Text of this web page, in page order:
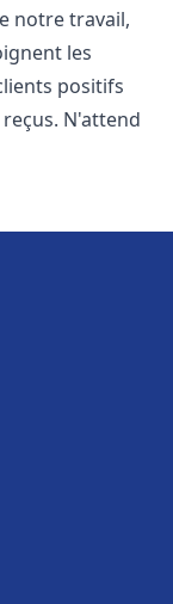
notre travail,
les
positifs
N'attend